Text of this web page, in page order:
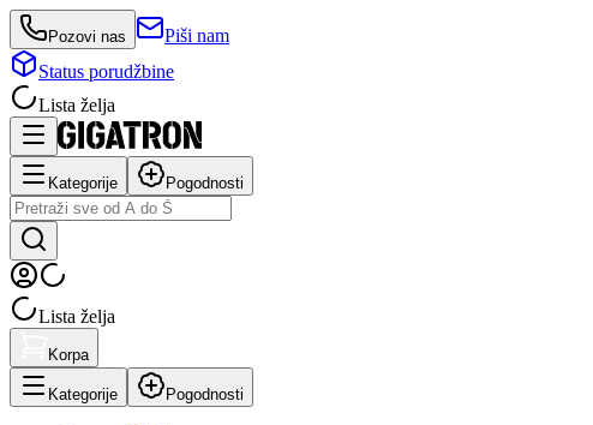
Pozovi nas
Piši nam
Status porudžbine
Lista želja
Kategorije Pogodnosti
Lista želja
Korpa
Kategorije Pogodnosti